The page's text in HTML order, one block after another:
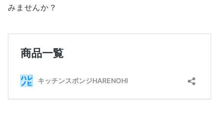
みませんか？